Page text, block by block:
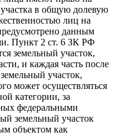
в общую долевую
лиц на
данным
Пункт 2 ст. 6 ЗК РФ
земельный участок,
и каждая часть после
участок,
может осуществляться
категории, за
федеральными
земельный участок
объектом как